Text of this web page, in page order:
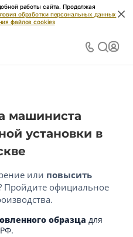
работы сайта. Продолжая
обработки персональных данных
файлов cookies
машиниста
установки в
или повысить
Пройдите официальное
образца для